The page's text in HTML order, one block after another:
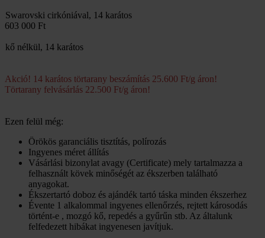
Swarovski cirkóniával, 14 karátos
603 000 Ft
kő nélkül, 14 karátos
Akció! 14 karátos törtarany beszámítás 25.600 Ft/g áron!
Törtarany felvásárlás 22.500 Ft/g áron!
Ezen felül még:
Örökös garanciális tisztítás, polírozás
Ingyenes méret állítás
Vásárlási bizonylat avagy (Certificate) mely tartalmazza a
felhasznált kövek minőségét az ékszerben található
anyagokat.
Ékszertartó doboz és ajándék tartó táska minden ékszerhez
Évente 1 alkalommal ingyenes ellenőrzés, rejtett károsodás
történt-e , mozgó kő, repedés a gyűrűn stb. Az általunk
felfedezett hibákat ingyenesen javítjuk.